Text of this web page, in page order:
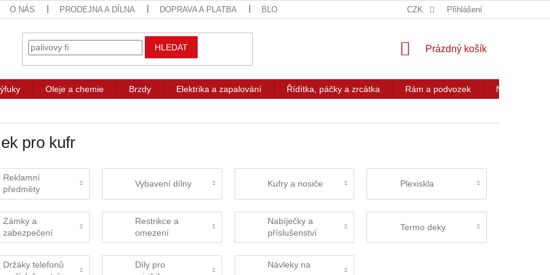
O NÁS PRODEJNA A DÍLNA DOPRAVA A PLATBA BLOG CZK Přihlášení
HLEDAT
NÁKUPNÍ
Prázdný košík
Oleje a chemie Brzdy Elektrika a zapalování Řídítka, páčky a zrcátka Rám a podvozek Nářadí a
pro kufr
Reklamní
předměty
Vybavení dílny Kufry a nosiče Plexiskla
Zámky a
zabezpečení
Restrikce a
omezení
Nabíječky a
příslušenství
Termo deky
Držáky telefonů
Díly pro
Návleky na